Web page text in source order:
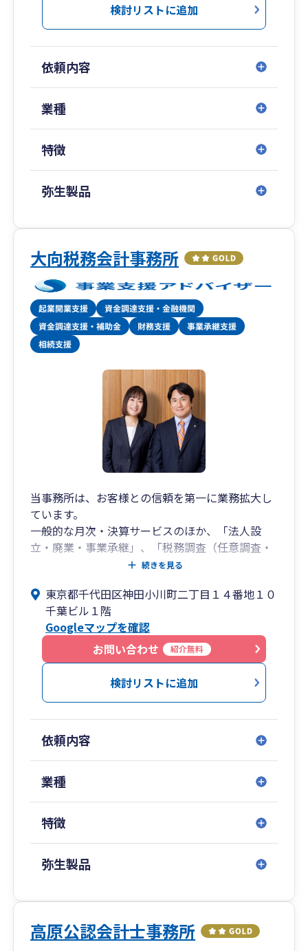
２．資金調達・融資に強い：元銀行員の知見を活
かし、創業融資から資金繰り、金融機関への対応
３．弥生会計の活用・特殊税務に精通：弥生シリ
ーズ（クラウド・デスクトップ）を活用した経理
効率化に加え、輸出入や消費税還付といった複雑
所長自らが伴走し、的確なアドバイスをご提供し
ます。まずはお気軽にご相談ください。
検討リストに追加
依頼内容
業種
特徴
弥生製品
大向税務会計事務所
当事務所は、お客様との信頼を第一に業務拡大し
ています。
一般的な月次・決算サービスのほか、「法人設
立・廃業・事業承継」、「税務調査（任意調査・
強制調査）」、「相続」、「組織再編」、「経営
「経理代行システム」、「給与計算」、「認定支
援機関」、「漁業経営支援」など多岐にわたるサ
ービスを提供しています。
他の士業との連携もしておりますので、どんなご
相談もていねいにお答えいたします。
続きを見る
東京都千代田区神田小川町二丁目１４番地１０
千葉ビル１階
Googleマップを確認
お問い合わせ
紹介無料
検討リストに追加
依頼内容
業種
特徴
弥生製品
高原公認会計士事務所